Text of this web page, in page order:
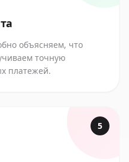
объясняем, что
точную
платежей.
5